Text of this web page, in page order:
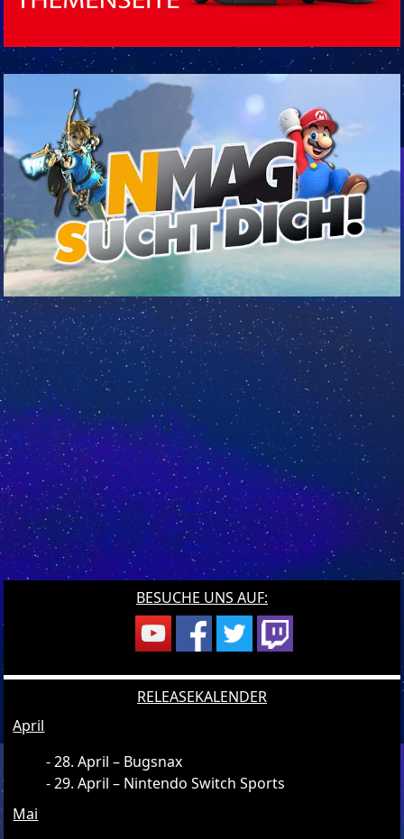
BESUCHE UNS AUF:
RELEASEKALENDER
April
28. April – Bugsnax
29. April – Nintendo Switch Sports
Mai